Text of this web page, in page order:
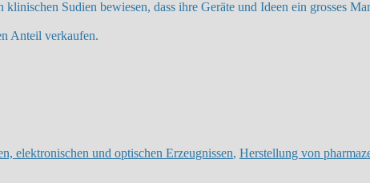
Sudien bewiesen, dass ihre Geräte und Ideen ein grosses
Anteil verkaufen.
elektronischen und optischen Erzeugnissen, Herstellung von